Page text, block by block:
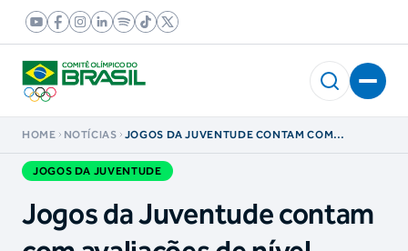
HOME NOTÍCIAS
JOGOS DA JUVENTUDE CONTAM COM
BASE DE DADOS DE NOVOS TALENTOS
JOGOS DA JUVENTUDE
Jogos da Juventude contam